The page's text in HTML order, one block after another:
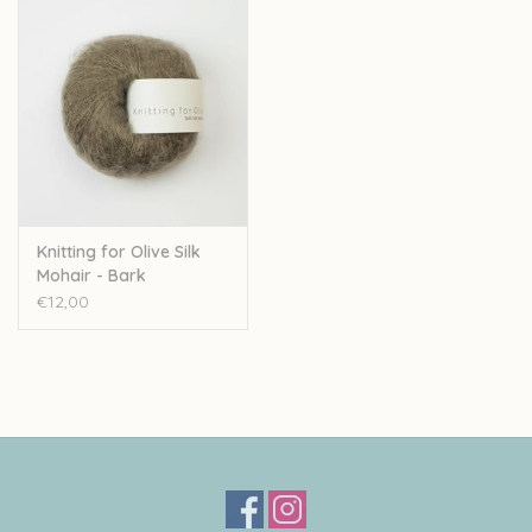
Knitting for Olive Silk
Mohair - Bark
€12,00